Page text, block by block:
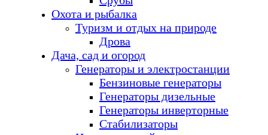
Охота и рыбалка
Туризм и отдых на природе
Дрова
Дача, сад и огород
Генераторы и электростанции
Бензиновые генераторы
Генераторы дизельные
Генераторы инверторные
Стабилизаторы